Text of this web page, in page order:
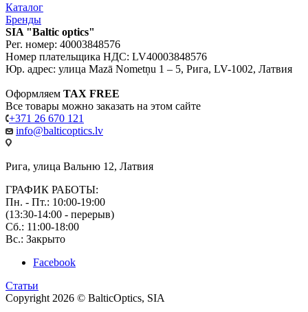
Каталог
Бренды
SIA "Baltic optics"
Рег. номер: 40003848576
Номер плательщика НДС: LV40003848576
Юр. адрес: улица Mazā Nometņu 1 – 5, Рига, LV-1002, Латвия
Оформляем TAX FREE
Все товары можно заказать на этом сайте
+371 26 670 121
info@balticoptics.lv
Рига, улица Вальню 12, Латвия
ГРАФИК РАБОТЫ:
Пн. - Пт.: 10:00-19:00
(13:30-14:00 - перерыв)
Сб.: 11:00-18:00
Вс.: Закрыто
Facebook
Статьи
Copyright 2026 © BalticOptics, SIA